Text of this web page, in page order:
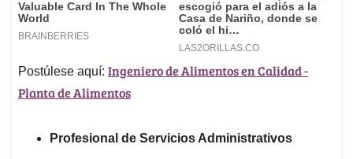
Postúlese aquí: Ingeniero de Alimentos en Calidad -
Planta de Alimentos
Profesional de Servicios Administrativos